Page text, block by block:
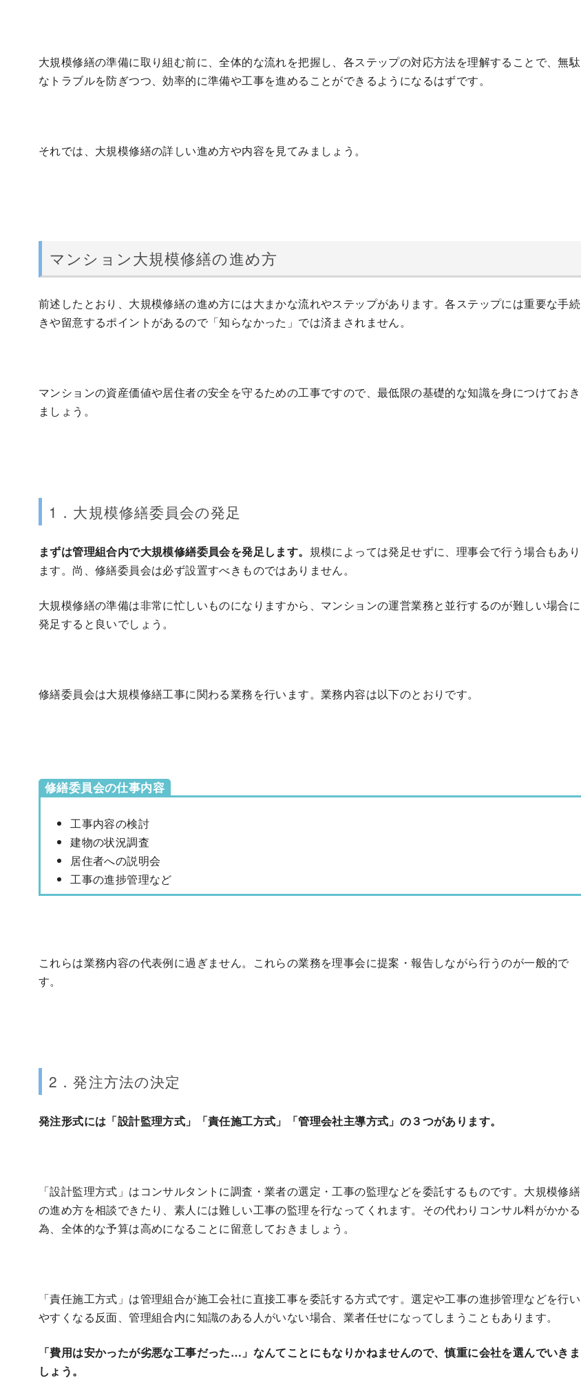
大規模修繕の準備に取り組む前に、全体的な流れを把握し、各ステップの対応方法を理解することで、無駄
なトラブルを防ぎつつ、効率的に準備や工事を進めることができるようになるはずです。
それでは、大規模修繕の詳しい進め方や内容を見てみましょう。
マンション大規模修繕の進め方
前述したとおり、大規模修繕の進め方には大まかな流れやステップがあります。各ステップには重要な手続
きや留意するポイントがあるので「知らなかった」では済まされません。
マンションの資産価値や居住者の安全を守るための工事ですので、最低限の基礎的な知識を身につけておき
ましょう。
1．大規模修繕委員会の発足
まずは管理組合内で大規模修繕委員会を発足します。 規模によっては発足せずに、理事会で行う場合もあり
ます。尚、修繕委員会は必ず設置すべきものではありません。
大規模修繕の準備は非常に忙しいものになりますから、マンションの運営業務と並行するのが難しい場合に
発足すると良いでしょう。
修繕委員会は大規模修繕工事に関わる業務を行います。業務内容は以下のとおりです。
修繕委員会の仕事内容
工事内容の検討
建物の状況調査
居住者への説明会
工事の進捗管理など
これらは業務内容の代表例に過ぎません。これらの業務を理事会に提案・報告しながら行うのが一般的で
す。
2．発注方法の決定
発注形式には「設計監理方式」「責任施工方式」「管理会社主導方式」の３つがあります。
「設計監理方式」はコンサルタントに調査・業者の選定・工事の監理などを委託するものです。大規模修繕
の進め方を相談できたり、素人には難しい工事の監理を行なってくれます。その代わりコンサル料がかかる
為、全体的な予算は高めになることに留意しておきましょう。
「責任施工方式」は管理組合が施工会社に直接工事を委託する方式です。選定や工事の進捗管理などを行い
やすくなる反面、管理組合内に知識のある人がいない場合、業者任せになってしまうこともあります。
「費用は安かったが劣悪な工事だった…」なんてことにもなりかねませんので、慎重に会社を選んでいきま
しょう。